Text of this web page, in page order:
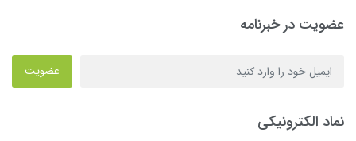
عضویت در خبرنامه
عضویت
نماد الکترونیکی